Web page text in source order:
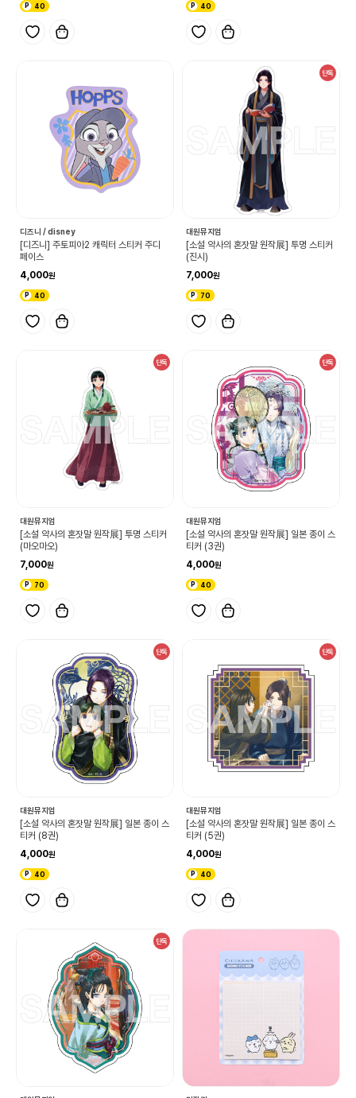
40 40
디즈니 / disney
[디즈니] 주토피아2 캐릭터 스티커 주디
페이스
4,000
40
단독
대원뮤지엄
[소설 약사의 혼잣말 원작展] 투명 스티커
(진시)
7,000
70
단독
대원뮤지엄
[소설 약사의 혼잣말 원작展] 투명 스티커
(마오마오)
7,000
70
단독
대원뮤지엄
[소설 약사의 혼잣말 원작展] 일본 종이 스
티커 (3권)
4,000
40
단독
대원뮤지엄
[소설 약사의 혼잣말 원작展] 일본 종이 스
티커 (8권)
4,000
40
단독
대원뮤지엄
[소설 약사의 혼잣말 원작展] 일본 종이 스
티커 (5권)
4,000
40
단독